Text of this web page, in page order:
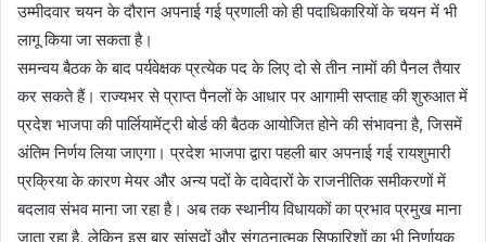
उम्मीदवार चयन के दौरान अपनाई गई प्रणाली को ही पदाधिकारियों के चयन में भी
लागू किया जा सकता है।
समन्वय बैठक के बाद पर्यवेक्षक प्रत्येक पद के लिए दो से तीन नामों की पैनल तैयार
कर सकते हैं। राज्यभर से प्राप्त पैनलों के आधार पर आगामी सप्ताह की शुरुआत में
प्रदेश भाजपा की पार्लियामेंट्री बोर्ड की बैठक आयोजित होने की संभावना है, जिसमें
अंतिम निर्णय लिया जाएगा। प्रदेश भाजपा द्वारा पहली बार अपनाई गई रायशुमारी
प्रक्रिया के कारण मेयर और अन्य पदों के दावेदारों के राजनीतिक समीकरणों में
बदलाव संभव माना जा रहा है। अब तक स्थानीय विधायकों का प्रभाव प्रमुख माना
जाता रहा है, लेकिन इस बार सांसदों और संगठनात्मक सिफारिशों का भी निर्णायक